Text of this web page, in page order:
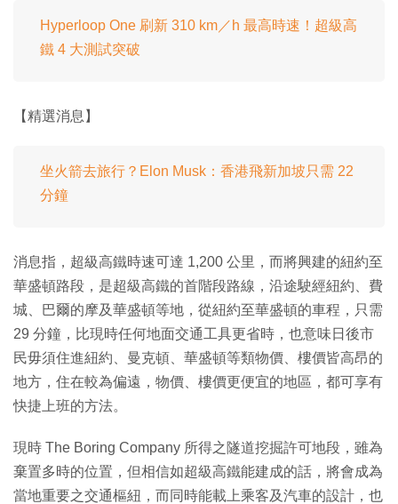
Hyperloop One 刷新 310 km／h 最高時速！超級高
鐵 4 大測試突破
【精選消息】
坐火箭去旅行？Elon Musk：香港飛新加坡只需 22
分鐘
消息指，超級高鐵時速可達 1,200 公里，而將興建的紐約至
華盛頓路段，是超級高鐵的首階段路線，沿途駛經紐約、費
城、巴爾的摩及華盛頓等地，從紐約至華盛頓的車程，只需
29 分鐘，比現時任何地面交通工具更省時，也意味日後市
民毋須住進紐約、曼克頓、華盛頓等類物價、樓價皆高昂的
地方，住在較為偏遠，物價、樓價更便宜的地區，都可享有
快捷上班的方法。
現時 The Boring Company 所得之隧道挖掘許可地段，雖為
棄置多時的位置，但相信如超級高鐵能建成的話，將會成為
當地重要之交通樞紐，而同時能載上乘客及汽車的設計，也